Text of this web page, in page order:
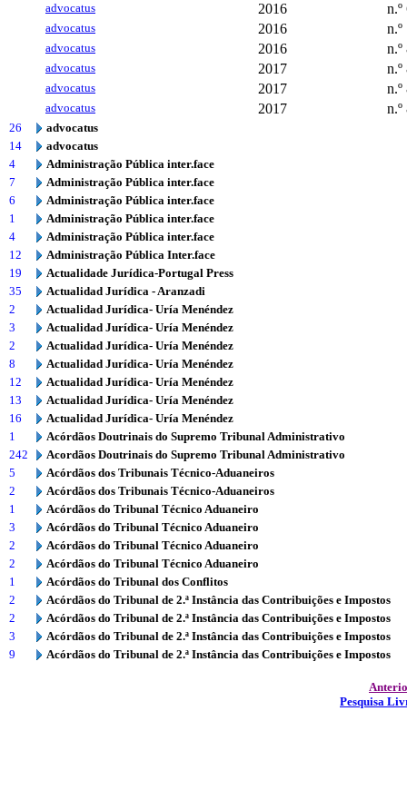
advocatus 2016 n.º
advocatus 2016 n.º
advocatus 2016 n.º
advocatus 2017 n.º
advocatus 2017 n.º
advocatus 2017 n.º
26
advocatus
14
advocatus
4
Administração Pública inter.face
7
Administração Pública inter.face
6
Administração Pública inter.face
1
Administração Pública inter.face
4
Administração Pública inter.face
12
Administração Pública Inter.face
19
Actualidade Jurídica-Portugal Press
35
Actualidad Jurídica - Aranzadi
2
Actualidad Jurídica- Uría Menéndez
3
Actualidad Jurídica- Uría Menéndez
2
Actualidad Jurídica- Uría Menéndez
8
Actualidad Jurídica- Uría Menéndez
12
Actualidad Jurídica- Uría Menéndez
13
Actualidad Jurídica- Uría Menéndez
16
Actualidad Jurídica- Uría Menéndez
1
Acórdãos Doutrinais do Supremo Tribunal Administrativo
242
Acordãos Doutrinais do Supremo Tribunal Administrativo
5
Acórdãos dos Tribunais Técnico-Aduaneiros
2
Acórdãos dos Tribunais Técnico-Aduaneiros
1
Acórdãos do Tribunal Técnico Aduaneiro
3
Acórdãos do Tribunal Técnico Aduaneiro
2
Acórdãos do Tribunal Técnico Aduaneiro
2
Acórdãos do Tribunal Técnico Aduaneiro
1
Acórdãos do Tribunal dos Conflitos
2
Acórdãos do Tribunal de 2.ª Instância das Contribuições e Impostos
2
Acórdãos do Tribunal de 2.ª Instância das Contribuições e Impostos
3
Acórdãos do Tribunal de 2.ª Instância das Contribuições e Impostos
9
Acórdãos do Tribunal de 2.ª Instância das Contribuições e Impostos
Pesquisa